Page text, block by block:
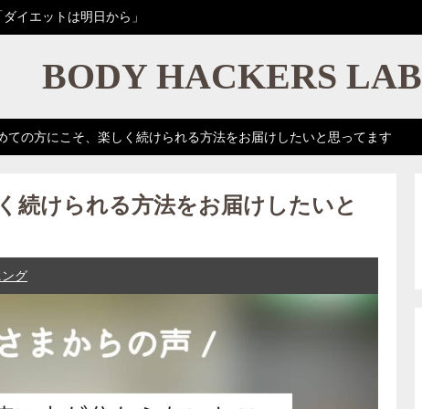
イエットは明日から」
BODY HACKERS LAB
ての方にこそ、楽しく続けられる方法をお届けしたいと思ってます
続けられる方法をお届けしたいと
グ